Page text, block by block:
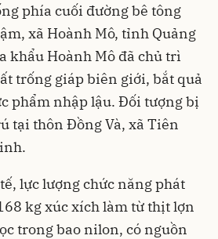
phía cuối đường bê tông
xã Hoành Mô, tỉnh Quảng
khẩu Hoành Mô đã chủ trì
trống giáp biên giới, bắt quả
phẩm nhập lậu. Đối tượng bị
tại thôn Đồng Và, xã Tiên
lực lượng chức năng phát
kg xúc xích làm từ thịt lợn
trong bao nilon, có nguồn